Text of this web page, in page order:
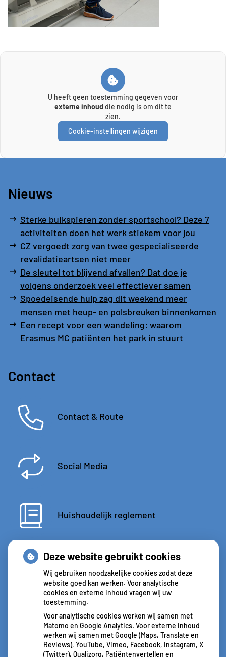
U heeft geen toestemming gegeven voor
externe inhouddie nodig is om dit te
zien.
Cookie-instellingen wijzigen
Nieuws
Sterke buikspieren zonder sportschool? Deze 7
activiteiten doen het werk stiekem voor jou
CZ vergoedt zorg van twee gespecialiseerde
revalidatieartsen niet meer
De sleutel tot blijvend afvallen? Dat doe je
volgens onderzoek veel effectiever samen
Spoedeisende hulp zag dit weekend meer
mensen met heup- en polsbreuken binnenkomen
Een recept voor een wandeling: waarom
Erasmus MC patiënten het park in stuurt
Contact
Contact & Route
Social Media
Huishoudelijk reglement
Deze website gebruikt cookies
Wij gebruiken noodzakelijke cookies zodat deze
website goed kan werken. Voor analytische
cookies en externe inhoud vragen wij uw
toestemming.
Voor analytische cookies werken wij samen met
Matomo en Google Analytics. Voor externe inhoud
werken wij samen met Google (Maps, Translate en
Reviews), YouTube, Vimeo, Facebook, Instagram, X
(Twitter), Qualizorg, Patiëntenvertellen en